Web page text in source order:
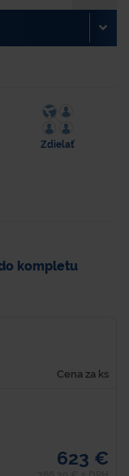
Zdielať
kompletu
Cena za ks
623 €